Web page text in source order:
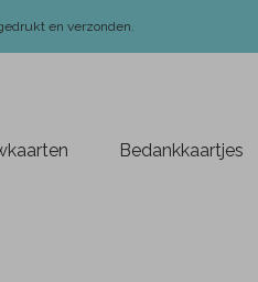
en verzonden.
Bedankkaartjes